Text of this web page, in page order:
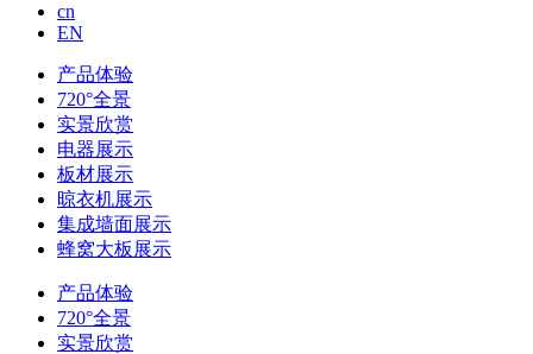
cn
EN
产品体验
720°全景
实景欣赏
电器展示
板材展示
晾衣机展示
集成墙面展示
蜂窝大板展示
产品体验
720°全景
实景欣赏